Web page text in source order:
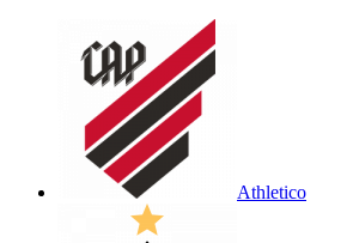
Athletico